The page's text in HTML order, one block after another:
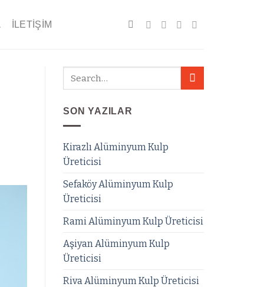
İLETIŞIM
SON YAZILAR
Kirazlı Alüminyum Kulp
Üreticisi
Sefaköy Alüminyum Kulp
Üreticisi
Rami Alüminyum Kulp Üreticisi
Aşiyan Alüminyum Kulp
Üreticisi
Riva Alüminyum Kulp Üreticisi